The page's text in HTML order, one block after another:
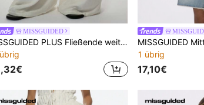
MISSGUIDED
MISSGUIDED PLUS Fließende weit geschnittene Palazzo Hose mit Falten vorne, Hochtaille, elegant für Abend und Büro, locker sitzend, komfortabel, festlicher Arbeitshose für Herbst und Winter
1 übrig
17,10€